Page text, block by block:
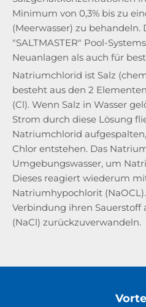
Minimum von 0,3% bis zu
(Meerwasser) zu behandeln.
"SALTMASTER" Pool-
Neuanlagen als auch für
Natriumchlorid ist Salz
besteht aus den 2
(Cl). Wenn Salz in Wasser
Strom durch diese Lösung
Natriumchlorid
Chlor entstehen. Das
Umgebungswasser, um
Dieses reagiert wiederum
Natriumhypochlorit
Verbindung ihren Sauerstoff
(NaCl) zurückzuverwandeln.